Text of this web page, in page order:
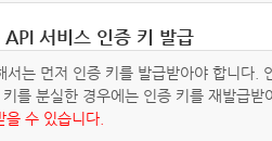
서비스 인증 키 발급
서는 먼저 인증 키를 발급받아야 합니다
를 분실한 경우에는 인증 키를 재발급받
수 있습니다.